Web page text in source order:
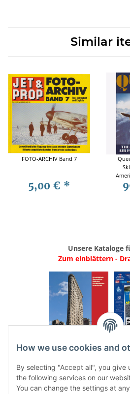
Similar
FOTO-ARCHIV Band 7
5,00 € *
Unsere Kataloge
Zum einblättern -
. ..
Categories
How we use cookies and
By selecting "Accept all", you give
the following services on our
You can change the settings at